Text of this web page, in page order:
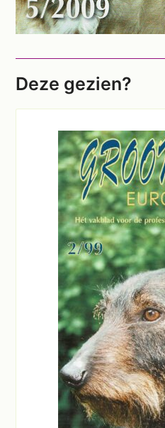
Deze gezien?